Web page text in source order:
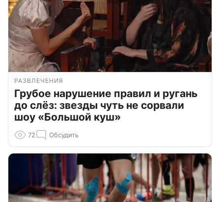
РАЗВЛЕЧЕНИЯ
Грубое нарушение правил и ругань
до слёз: звезды чуть не сорвали
шоу «Большой куш»
72 Обсудить